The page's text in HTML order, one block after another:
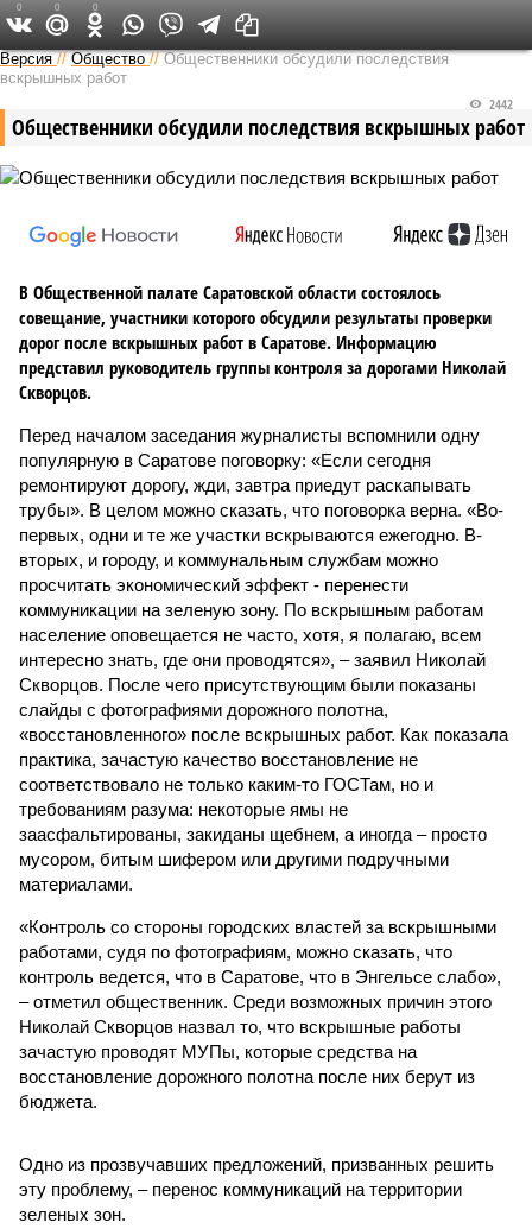
Версия в Саратове
Версия //Общество //Общественники обсудили последствия
вскрышных работ
Общественники обсудили последствия вскрышных работ
2442
В Общественной палате Саратовской области состоялось
совещание, участники которого обсудили результаты проверки
дорог после вскрышных работ в Саратове. Информацию
представил руководитель группы контроля за дорогами Николай
Скворцов.
Перед началом заседания журналисты вспомнили одну
популярную в Саратове поговорку: «Если сегодня
ремонтируют дорогу, жди, завтра приедут раскапывать
трубы». В целом можно сказать, что поговорка верна. «Во-
первых, одни и те же участки вскрываются ежегодно. В-
вторых, и городу, и коммунальным службам можно
просчитать экономический эффект - перенести
коммуникации на зеленую зону. По вскрышным работам
население оповещается не часто, хотя, я полагаю, всем
интересно знать, где они проводятся», – заявил Николай
Скворцов. После чего присутствующим были показаны
слайды с фотографиями дорожного полотна,
«восстановленного» после вскрышных работ. Как показала
практика, зачастую качество восстановление не
соответствовало не только каким-то ГОСТам, но и
требованиям разума: некоторые ямы не
заасфальтированы, закиданы щебнем, а иногда – просто
мусором, битым шифером или другими подручными
материалами.
«Контроль со стороны городских властей за вскрышными
работами, судя по фотографиям, можно сказать, что
контроль ведется, что в Саратове, что в Энгельсе слабо»,
– отметил общественник. Среди возможных причин этого
Николай Скворцов назвал то, что вскрышные работы
зачастую проводят МУПы, которые средства на
восстановление дорожного полотна после них берут из
бюджета.
Одно из прозвучавших предложений, призванных решить
эту проблему, – перенос коммуникаций на территории
зеленых зон.
0 0 0